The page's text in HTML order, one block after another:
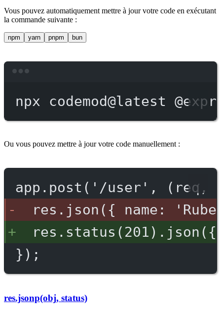
Vous pouvez automatiquement mettre à jour votre code en exécutant
la commande suivante :
npm yarn pnpm bun
npx codemod@latest
Ou vous pouvez mettre à jour votre code manuellement :
app.post('/user', (req,
res.json({ name:
});
res.jsonp(obj, status)